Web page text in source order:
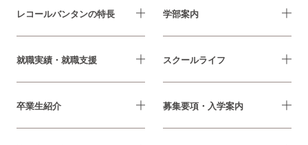
レコールバンタンの特長 学部案内
就職実績・就職支援 スクールライフ
卒業生紹介 募集要項・入学案内